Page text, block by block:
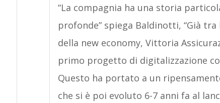
“La compagnia ha una storia
profonde” spiega Baldinotti, “Già
della new economy, Vittoria
primo progetto di digitalizzazione
Questo ha portato a un
che si è poi evoluto 6-7 anni fa al